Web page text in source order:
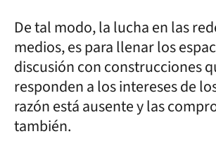
De tal modo, la lucha en las
medios, es para llenar los
discusión con construcciones
responden a los intereses de
razón está ausente y las
también.